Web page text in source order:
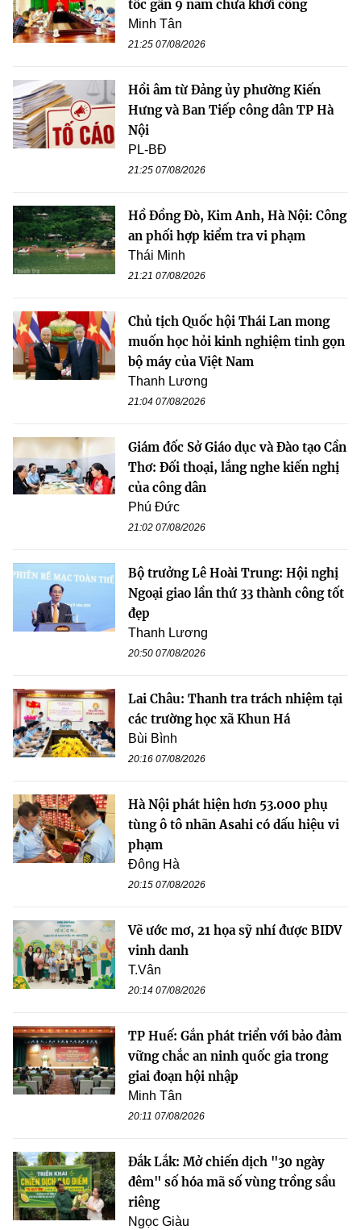
tốc gần 9 năm chưa khởi công
Minh Tân
21:25 07/08/2026
Hồi âm từ Đảng ủy phường Kiến
Hưng và Ban Tiếp công dân TP Hà
Nội
PL-BĐ
21:25 07/08/2026
Hồ Đồng Đò, Kim Anh, Hà Nội: Công
an phối hợp kiểm tra vi phạm
Thái Minh
21:21 07/08/2026
Chủ tịch Quốc hội Thái Lan mong
muốn học hỏi kinh nghiệm tinh gọn
bộ máy của Việt Nam
Thanh Lương
21:04 07/08/2026
Giám đốc Sở Giáo dục và Đào tạo Cần
Thơ: Đối thoại, lắng nghe kiến nghị
của công dân
Phú Đức
21:02 07/08/2026
Bộ trưởng Lê Hoài Trung: Hội nghị
Ngoại giao lần thứ 33 thành công tốt
đẹp
Thanh Lương
20:50 07/08/2026
Lai Châu: Thanh tra trách nhiệm tại
các trường học xã Khun Há
Bùi Bình
20:16 07/08/2026
Hà Nội phát hiện hơn 53.000 phụ
tùng ô tô nhãn Asahi có dấu hiệu vi
phạm
Đông Hà
20:15 07/08/2026
Vẽ ước mơ, 21 họa sỹ nhí được BIDV
vinh danh
T.Vân
20:14 07/08/2026
TP Huế: Gắn phát triển với bảo đảm
vững chắc an ninh quốc gia trong
giai đoạn hội nhập
Minh Tân
20:11 07/08/2026
Đắk Lắk: Mở chiến dịch "30 ngày
đêm" số hóa mã số vùng trồng sầu
riêng
Ngọc Giàu